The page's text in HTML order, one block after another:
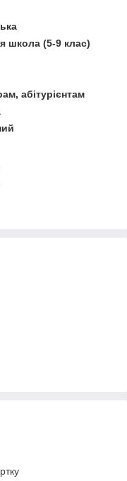
школа (5-9 клас)
абітурієнтам